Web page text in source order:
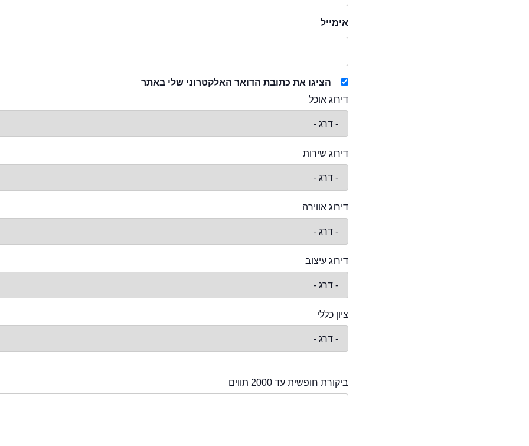
אימייל
הציגו את כתובת הדואר האלקטרוני שלי באתר
דירוג אוכל
דירוג שירות
דירוג אווירה
דירוג עיצוב
ציון כללי
ביקורת חופשית עד 2000 תווים